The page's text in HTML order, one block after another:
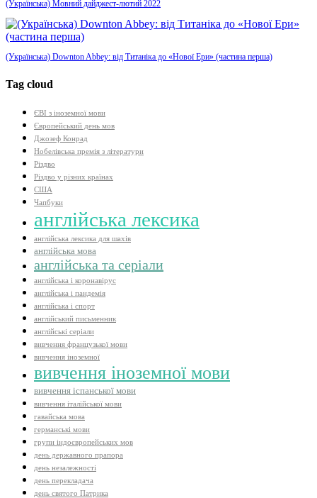
(Українська) Мовний дайджест-лютий 2022
(Українська) Downton Abbey: від Титаніка до «Нової Ери» (частина перша)
Tag cloud
ЄВІ з іноземної мови
Європейський день мов
Джозеф Конрад
Нобелівська премія з літератури
Різдво
Різдво у різних країнах
США
Чапбуки
англійська лексика
англійська лексика для шахів
англійська мова
англійська та серіали
англійська і коронавірус
англійська і пандемія
англійська і спорт
англійський письменник
англійські серіали
вивчення французької мови
вивчення іноземної
вивчення іноземної мови
вивчення іспанської мови
вивчення італійської мови
гавайська мова
германські мови
групи індоєвропейських мов
день державного прапора
день незалежності
день перекладача
день святого Патрика